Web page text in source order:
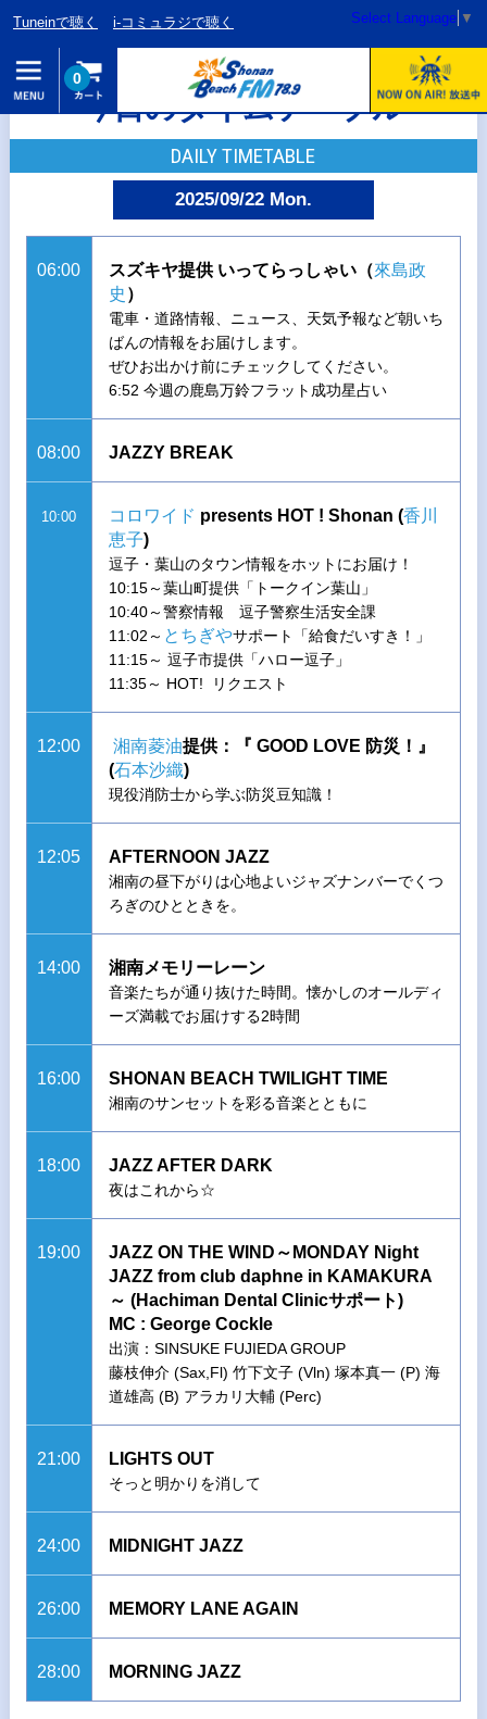
Tuneinで聴く i-コミュラジで聴く Select Language ▼
0
今日のタイムテーブル
DAILY TIMETABLE
2025/09/22 Mon.
06:00 スズキヤ提供 いってらっしゃい（來島政
史 ）
電車・道路情報、ニュース、天気予報など朝いち
ばんの情報をお届けします。
ぜひお出かけ前にチェックしてください。
6:52 今週の鹿島万鈴フラット成功星占い
08:00 JAZZY BREAK
10:00 コロワイド presents HOT ! Shonan (香川
恵子)
逗子・葉山のタウン情報をホットにお届け！
10:15～葉山町提供「トークイン葉山」
10:40～警察情報 逗子警察生活安全課
11:02～ とちぎやサポート「給食だいすき！」
11:15～ 逗子市提供「ハロー逗子」
11:35～ HOT! リクエスト
12:00 湘南菱油提供：『 GOOD LOVE 防災！』
(石本沙織)
現役消防士から学ぶ防災豆知識！
12:05 AFTERNOON JAZZ
湘南の昼下がりは心地よいジャズナンバーでくつ
ろぎのひとときを。
14:00 湘南メモリーレーン
音楽たちが通り抜けた時間。懐かしのオールディ
ーズ満載でお届けする2時間
16:00 SHONAN BEACH TWILIGHT TIME
湘南のサンセットを彩る音楽とともに
18:00 JAZZ AFTER DARK
夜はこれから☆
19:00
JAZZ ON THE WIND～MONDAY Night
JAZZ from club daphne in KAMAKURA
～ (Hachiman Dental Clinicサポート)
MC : George Cockle
出演：SINSUKE FUJIEDA GROUP
藤枝伸介 (Sax,Fl) 竹下文子 (Vln) 塚本真一 (P) 海
道雄高 (B) アラカリ大輔 (Perc)
21:00 LIGHTS OUT
そっと明かりを消して
24:00 MIDNIGHT JAZZ
26:00 MEMORY LANE AGAIN
28:00 MORNING JAZZ